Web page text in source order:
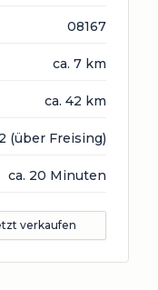
08167
ca. 7 km
ca. 42 km
(über Freising)
ca. 20 Minuten
verkaufen